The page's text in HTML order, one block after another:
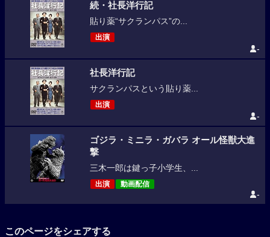
続・社長洋行記
貼り薬“サクランパス”の...
出演
-
社長洋行記
サクランパスという貼り薬...
出演
-
ゴジラ・ミニラ・ガバラ オール怪獣大進
撃
三木一郎は鍵っ子小学生、...
出演 動画配信
-
このページをシェアする